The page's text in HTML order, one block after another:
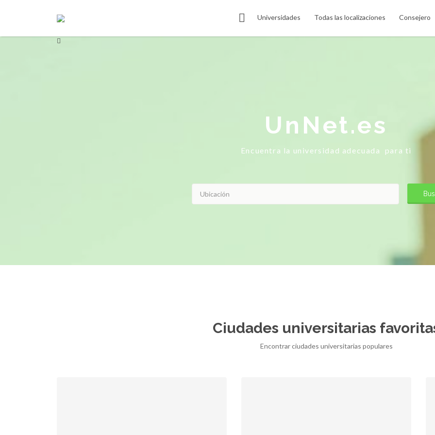
Universidades Todas las localizaciones Consejero
por:
UnNet.es
Encuentra la universidad adecuada para ti
Ciudades universitarias
Encontrar ciudades universitarias populares